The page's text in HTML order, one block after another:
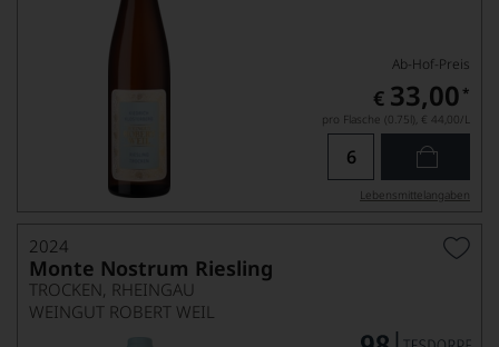
Ab-Hof-Preis
€ 33,00 *
pro Flasche (0.75l), € 44,00/L
Lebensmittel­angaben
2024
Monte Nostrum Riesling
TROCKEN, RHEINGAU
WEINGUT ROBERT WEIL